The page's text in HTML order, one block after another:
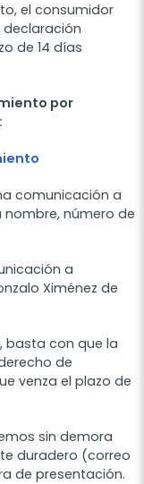
el consumidor
de 14 días
por
comunicación a
nombre, número de
a
Ximénez de
basta con que la
de
venza el plazo de
sin demora
duradero (correo
de presentación.